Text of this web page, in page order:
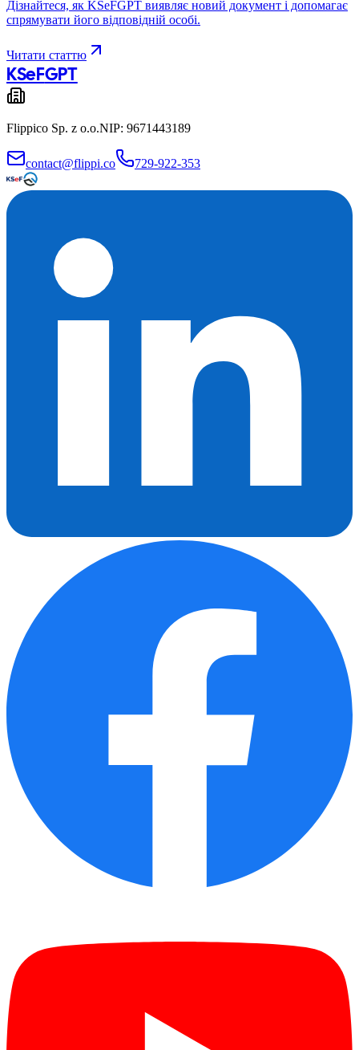
Дізнайтеся, як KSeFGPT виявляє новий документ і допомагає
спрямувати його відповідній особі.
Читати статтю
KSeFGPT
Flippico Sp. z o.o.NIP: 9671443189
contact@flippi.co 729-922-353